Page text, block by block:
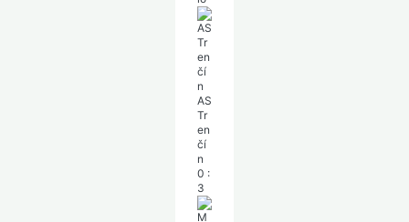
AS
Tr
en
čí
n
0 :
3